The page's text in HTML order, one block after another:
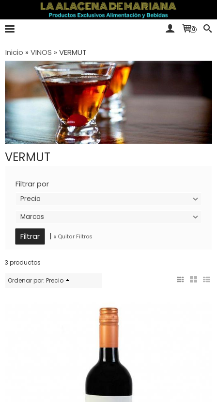
0
Inicio » VINOS » VERMUT
VERMUT
Filtrar por
Precio
Marcas
| x Quitar Filtros
3 productos
Ordenar por: Precio